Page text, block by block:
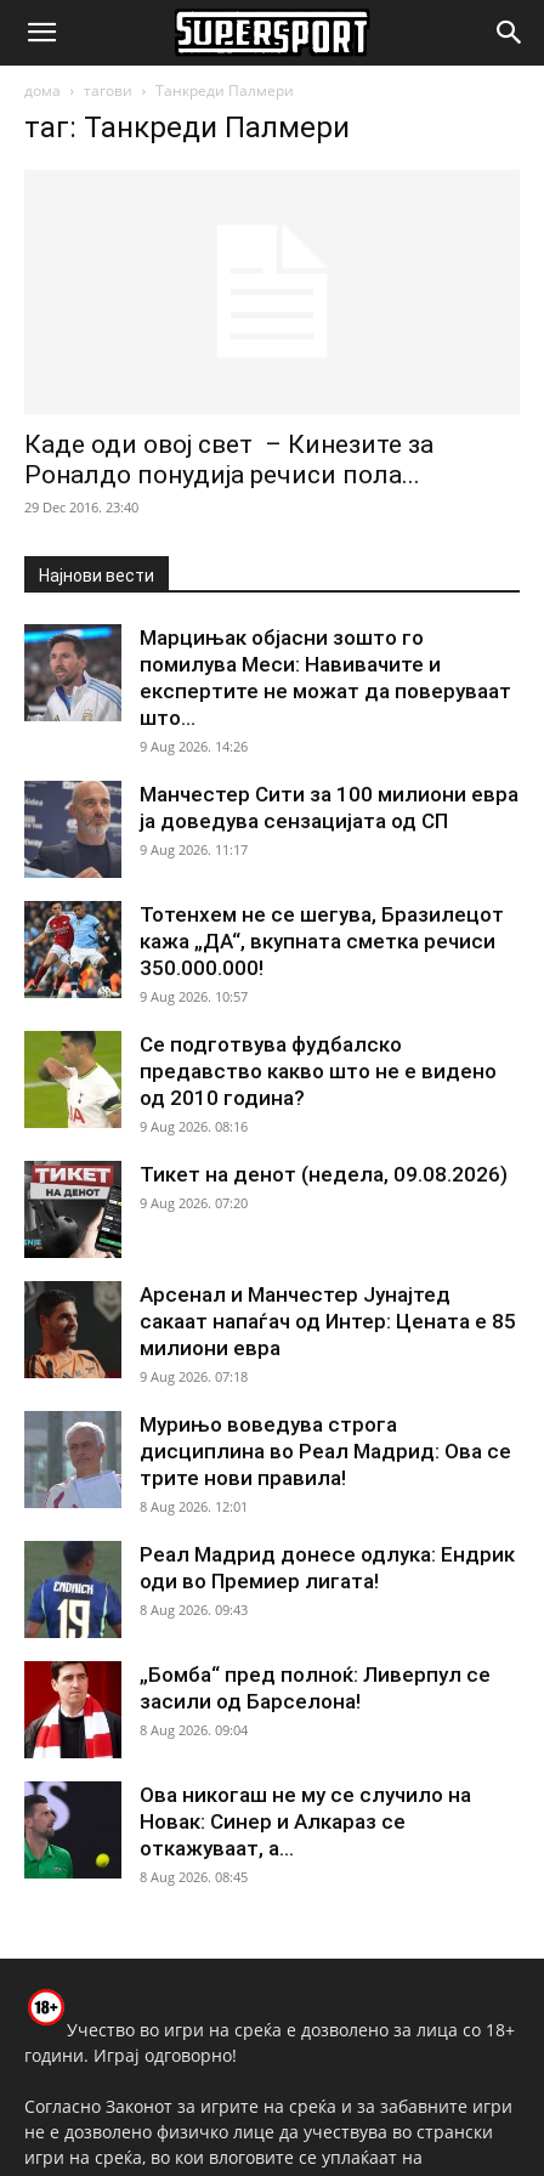
SuperSport.mk
дома тагови Танкреди Палмери
таг: Танкреди Палмери
Каде оди овој свет – Кинезите за
Роналдо понудија речиси пола...
29 Dec 2016. 23:40
Најнови вести
Марцињак објасни зошто го
помилува Меси: Навивачите и
експертите не можат да поверуваат
што...
9 Aug 2026. 14:26
Манчестер Сити за 100 милиони евра
ја доведува сензацијата од СП
9 Aug 2026. 11:17
Тотенхем не се шегува, Бразилецот
кажа „ДА“, вкупната сметка речиси
350.000.000!
9 Aug 2026. 10:57
Се подготвува фудбалско
предавство какво што не е видено
од 2010 година?
9 Aug 2026. 08:16
Тикет на денот (недела, 09.08.2026)
9 Aug 2026. 07:20
Арсенал и Манчестер Јунајтед
сакаат напаѓач од Интер: Цената е 85
милиони евра
9 Aug 2026. 07:18
Мурињо воведува строга
дисциплина во Реал Мадрид: Ова се
трите нови правила!
8 Aug 2026. 12:01
Реал Мадрид донесе одлука: Ендрик
оди во Премиер лигата!
8 Aug 2026. 09:43
„Бомба“ пред полноќ: Ливерпул се
засили од Барселона!
8 Aug 2026. 09:04
Ова никогаш не му се случило на
Новак: Синер и Алкараз се
откажуваат, а...
8 Aug 2026. 08:45
Учество во игри на среќа е дозволено за лица со 18+
години. Играј одговорно!
Согласно Законот за игрите на среќа и за забавните игри
не е дозволено физичко лице да учествува во странски
игри на среќа, во кои влоговите се уплаќаат на